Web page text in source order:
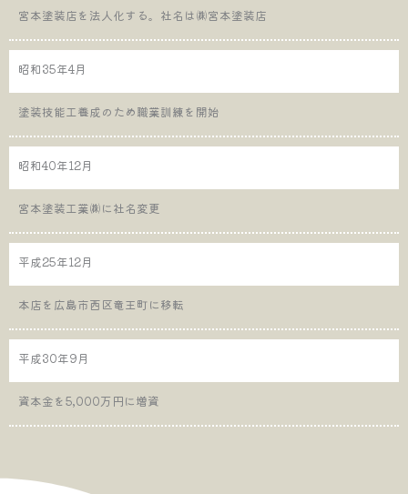
宮本塗装店を法人化する。社名は㈱宮本塗装店
昭和35年4月
塗装技能工養成のため職業訓練を開始
昭和40年12月
宮本塗装工業㈱に社名変更
平成25年12月
本店を広島市西区竜王町に移転
平成30年9月
資本金を5,000万円に増資